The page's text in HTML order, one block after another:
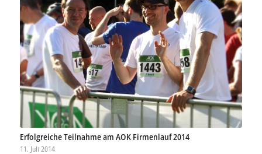
Erfolgreiche Teilnahme am AOK Firmenlauf 2014
11. Juli 2014